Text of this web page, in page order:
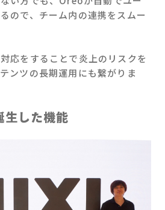
ので、チーム内の連携をスムー
応をすることで炎上のリスクを
ンツの長期運用にも繋がりま
生した機能